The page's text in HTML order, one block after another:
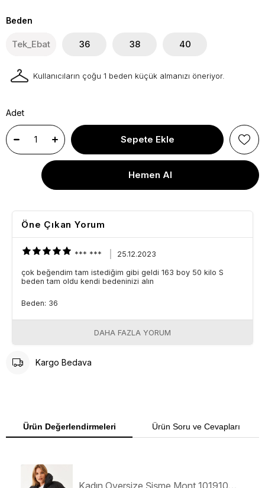
Beden
Tek_Ebat 36 38 40
Kullanıcıların çoğu 1 beden küçük almanızı öneriyor.
Adet
Öne Çıkan Yorum
*** *** 25.12.2023
çok beğendim tam istediğim gibi geldi 163 boy 50 kilo S
beden tam oldu kendi bedeninizi alın
Beden: 36
DAHA FAZLA YORUM
Kargo Bedava
Ürün Değerlendirmeleri Ürün Soru ve Cevapları